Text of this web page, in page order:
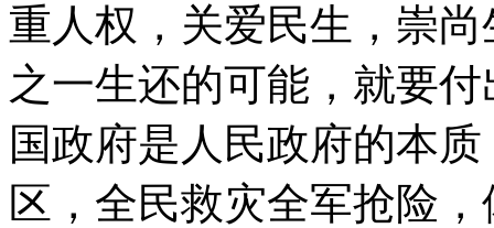
重人权，关爱民生，崇
之一生还的可能，就要
国政府是人民政府的本
区，全民救灾全军抢险